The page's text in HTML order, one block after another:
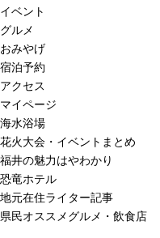
イベント
グルメ
おみやげ
宿泊予約
アクセス
マイページ
海水浴場
花火大会・イベントまとめ
福井の魅力はやわかり
恐竜ホテル
地元在住ライター記事
県民オススメグルメ・飲食店